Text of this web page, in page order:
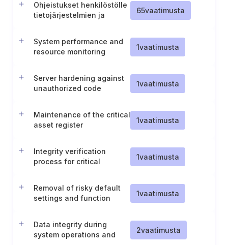
Ohjeistukset henkilöstölle
tietojärjestelmien ja
65vaatimusta
System performance and
resource monitoring
1vaatimusta
Server hardening against
unauthorized code
1vaatimusta
Maintenance of the critical
asset register
1vaatimusta
Integrity verification
process for critical
1vaatimusta
Removal of risky default
settings and function
1vaatimusta
Data integrity during
system operations and
2vaatimusta